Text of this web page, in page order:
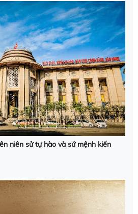
niên sử tự hào và sứ mệnh kiến